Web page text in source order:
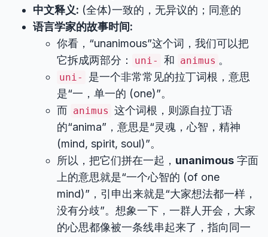
中文释义: (全体)一致的，无异议的；同意的
语言学家的故事时间:
你看，“unanimous”这个词，我们可以把
它拆成两部分：
uni- 和 animus 。
uni-
是一个非常常见的拉丁词根，意思
是“一，单一的 (one)”。
而 animus 这个词根，则源自拉丁语
的“anima”，意思是“灵魂，心智，精神
(mind, spirit, soul)”。
所以，把它们拼在一起， unanimous 字面
上的意思就是“一个心智的 (of one
mind)”，引申出来就是“大家想法都一样，
没有分歧”。想象一下，一群人开会，大家
的心思都像被一条线串起来了，指向同一